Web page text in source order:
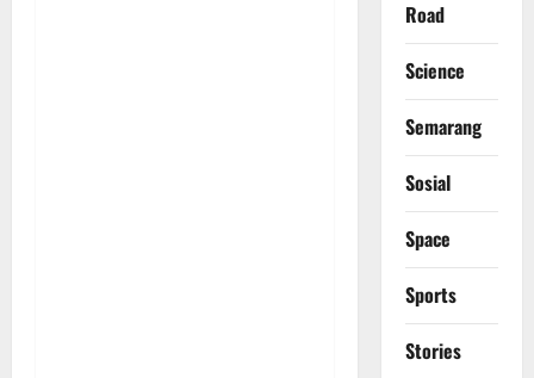
Road
Science
Semarang
Sosial
Space
Sports
Stories